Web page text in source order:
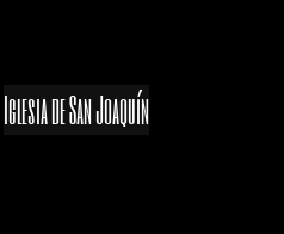
Iglesia de San Joaquín